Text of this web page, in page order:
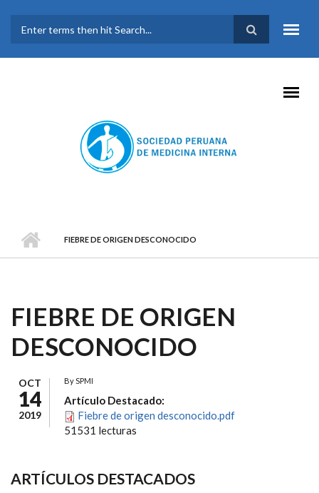
FORMULARIO DE
BÚSQUEDA
FIEBRE DE ORIGEN DESCONOCIDO
FIEBRE DE ORIGEN
DESCONOCIDO
OCT
14
2019
BySPMI
Artículo Destacado:
Fiebre de origen desconocido.pdf
51531 lecturas
ARTÍCULOS DESTACADOS